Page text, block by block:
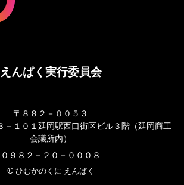
えんぱく実行委員会
〒８８２－００５３
－１０１延岡駅西口街区ビル３階（延岡商工
会議所内）
０９８２－２０－０００８
© ひむかのくに えんぱく